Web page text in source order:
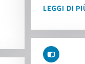
LEGGI DI